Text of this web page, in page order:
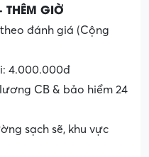
THÊM GIỜ
đánh giá (Cộng
4.000.000đ
CB & bảo hiểm 24
sạch sẽ, khu vực